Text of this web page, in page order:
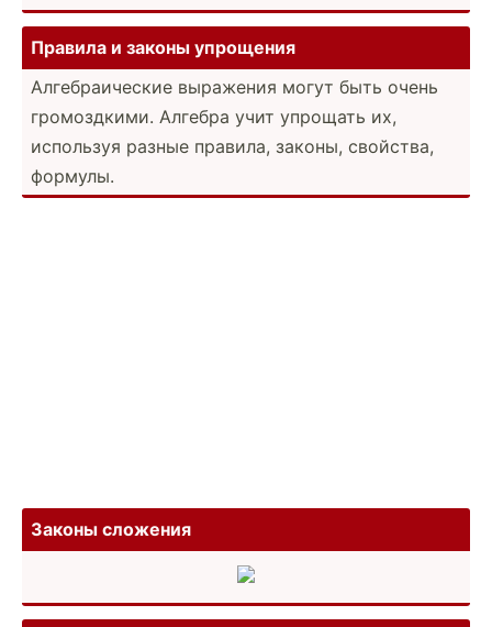
Правила и законы упрощения
Алгебр­аич­еские выражения могут быть очень
громоз­дкими. Алгебра учит упрощать их,
используя разные правила, законы, свойства,
формулы.
Законы сложения